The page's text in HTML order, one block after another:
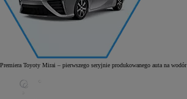
Corolla Hatchback
Premiera Toyoty Mirai – pierwszego seryjnie produkowanego auta na wodór